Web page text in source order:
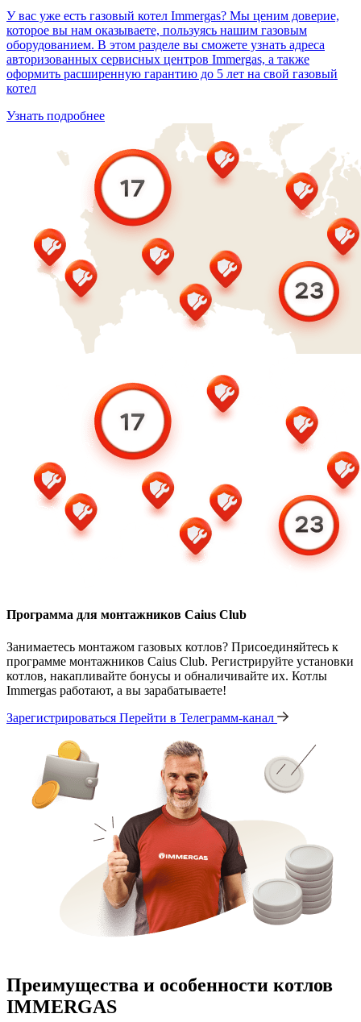
У вас уже есть газовый котел Immergas? Мы ценим доверие,
которое вы нам оказываете, пользуясь нашим газовым
оборудованием. В этом разделе вы сможете узнать адреса
авторизованных сервисных центров Immergas, а также
оформить расширенную гарантию до 5 лет на свой газовый
котел
Узнать подробнее
Программа для монтажников Caius Club
Занимаетесь монтажом газовых котлов? Присоединяйтесь к
программе монтажников Caius Club. Регистрируйте установки
котлов, накапливайте бонусы и обналичивайте их. Котлы
Immergas работают, а вы зарабатываете!
Зарегистрироваться Перейти в Телеграмм-канал
Преимущества и особенности котлов
IMMERGAS